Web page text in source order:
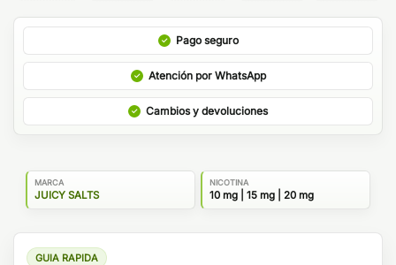
Pago seguro
Atención por WhatsApp
Cambios y devoluciones
MARCA
JUICY SALTS
NICOTINA
10 mg | 15 mg | 20 mg
GUIA RAPIDA